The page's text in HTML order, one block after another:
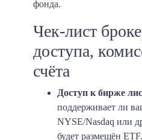
фонда.
Чек-лист
доступа,
счёта
Доступ к бирже
поддерживает ли
NYSE/Nasdaq или
будет размещён ETF.